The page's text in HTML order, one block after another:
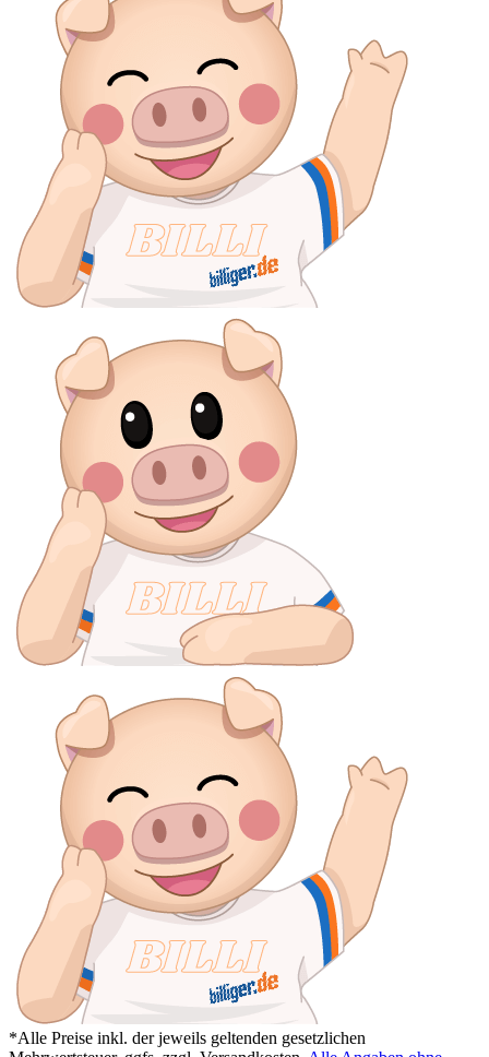
*Alle Preise inkl. der jeweils geltenden gesetzlichen